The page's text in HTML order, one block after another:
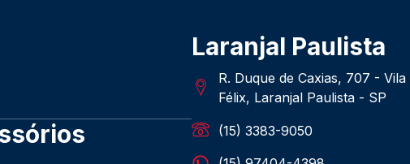
Laranjal Paulista
R. Duque de Caxias, 707 - Vila
Félix, Laranjal Paulista - SP
(15) 3383-9050